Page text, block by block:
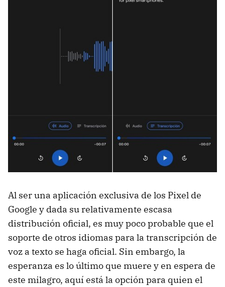
Al ser una aplicación exclusiva de los Pixel de
Google y dada su relativamente escasa
distribución oficial, es muy poco probable que el
soporte de otros idiomas para la transcripción de
voz a texto se haga oficial. Sin embargo, la
esperanza es lo último que muere y en espera de
este milagro, aquí está la opción para quien el